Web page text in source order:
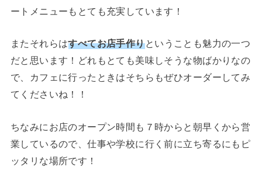
ートメニューもとても充実しています！
またそれらはすべてお店手作りということも魅力の一つ
だと思います！どれもとても美味しそうな物ばかりなの
で、カフェに行ったときはそちらもぜひオーダーしてみ
てくださいね！！
ちなみにお店のオープン時間も７時からと朝早くから営
業しているので、仕事や学校に行く前に立ち寄るにもピ
ッタリな場所です！